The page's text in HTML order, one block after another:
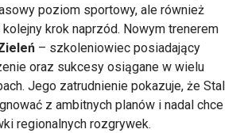
poziom sportowy, ale również
krok naprzód. Nowym trenerem
– szkoleniowiec posiadający
oraz sukcesy osiągane w wielu
Jego zatrudnienie pokazuje, że Stal
z ambitnych planów i nadal chce
regionalnych rozgrywek.